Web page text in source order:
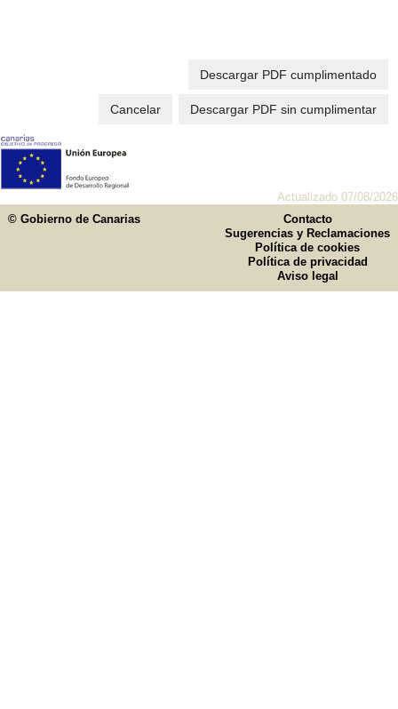
Descargar PDF cumplimentado
Descargar PDF sin cumplimentar
Cancelar
Actualizado 07/08/2026
© Gobierno de Canarias
Contacto
Sugerencias y Reclamaciones
Política de cookies
Política de privacidad
Aviso legal